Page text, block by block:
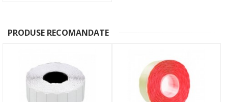
PRODUSE RECOMANDATE